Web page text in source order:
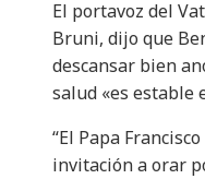
El portavoz del
Bruni, dijo que
descansar bien
salud «es estable
“El Papa
invitación a orar